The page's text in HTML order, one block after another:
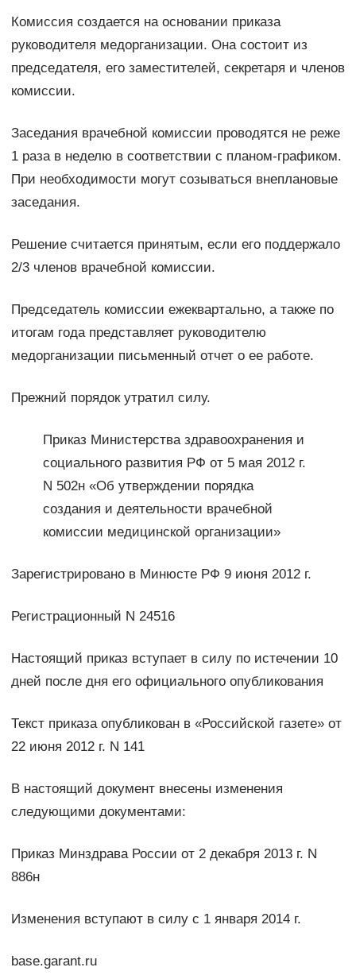
Комиссия создается на основании приказа
руководителя медорганизации. Она состоит из
председателя, его заместителей, секретаря и членов
комиссии.
Заседания врачебной комиссии проводятся не реже
1 раза в неделю в соответствии с планом-графиком.
При необходимости могут созываться внеплановые
заседания.
Решение считается принятым, если его поддержало
2/3 членов врачебной комиссии.
Председатель комиссии ежеквартально, а также по
итогам года представляет руководителю
медорганизации письменный отчет о ее работе.
Прежний порядок утратил силу.
Приказ Министерства здравоохранения и
социального развития РФ от 5 мая 2012 г.
N 502н «Об утверждении порядка
создания и деятельности врачебной
комиссии медицинской организации»
Зарегистрировано в Минюсте РФ 9 июня 2012 г.
Регистрационный N 24516
Настоящий приказ вступает в силу по истечении 10
дней после дня его официального опубликования
Текст приказа опубликован в «Российской газете» от
22 июня 2012 г. N 141
В настоящий документ внесены изменения
следующими документами:
Приказ Минздрава России от 2 декабря 2013 г. N
886н
Изменения вступают в силу с 1 января 2014 г.
base.garant.ru